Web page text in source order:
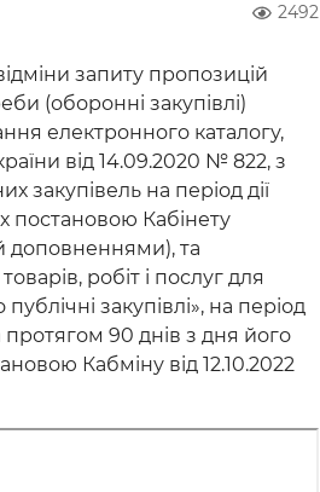
2492
запиту пропозицій
(оборонні закупівлі)
електронного каталогу,
від 14.09.2020 № 822, з
на період дії
постановою Кабінету
й доповненнями), та
робіт і послуг для
закупівлі», на період
протягом 90 днів з дня його
Кабміну від 12.10.2022